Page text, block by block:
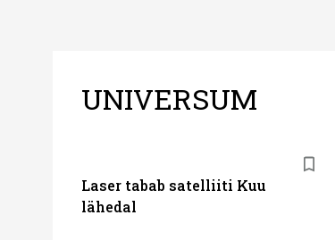
UNIVERSUM
Laser tabab satelliiti Kuu
lähedal